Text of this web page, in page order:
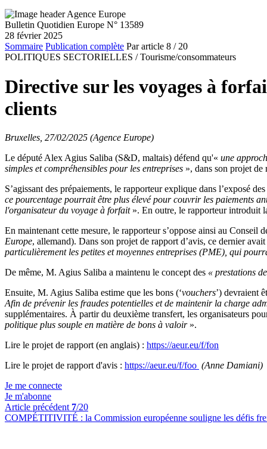
Bulletin Quotidien Europe N° 13589
28 février 2025
Sommaire Publication complète Par article 8 / 20
POLITIQUES SECTORIELLES / Tourisme/consommateurs
Directive sur les voyages à
clients
Bruxelles, 27/02/2025 (Agence Europe)
Le député Alex Agius Saliba (S&D, maltais) défend qu'« une
simples et compréhensibles pour les entreprises », dans son projet
S’agissant des prépaiements, le rapporteur explique dans l’exposé
ce pourcentage pourrait être plus élevé pour couvrir les paiements
l'organisateur du voyage à forfait ». En outre, le rapporteur introduit
En maintenant cette mesure, le rapporteur s’oppose ainsi au
Europe, allemand). Dans son projet de rapport d’avis, ce dernier
particulièrement les petites et moyennes entreprises (PME), qui
De même, M. Agius Saliba a maintenu le concept des « prestations
Ensuite, M. Agius Saliba estime que les bons (‘vouchers’) devraient
Afin de prévenir les fraudes potentielles et de maintenir la charge
supplémentaires. À partir du deuxième transfert, les organisateurs
politique plus souple en matière de bons à valoir ».
Lire le projet de rapport (en anglais) : https://aeur.eu/f/fon
Lire le projet de rapport d'avis : https://aeur.eu/f/foo (Anne Damiani)
Je me connecte
Je m'abonne
Article précédent 7/20
COMPÉTITIVITÉ : la Commission européenne souligne les défis